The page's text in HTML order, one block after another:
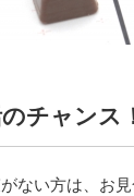
チャンス
ない方は、お